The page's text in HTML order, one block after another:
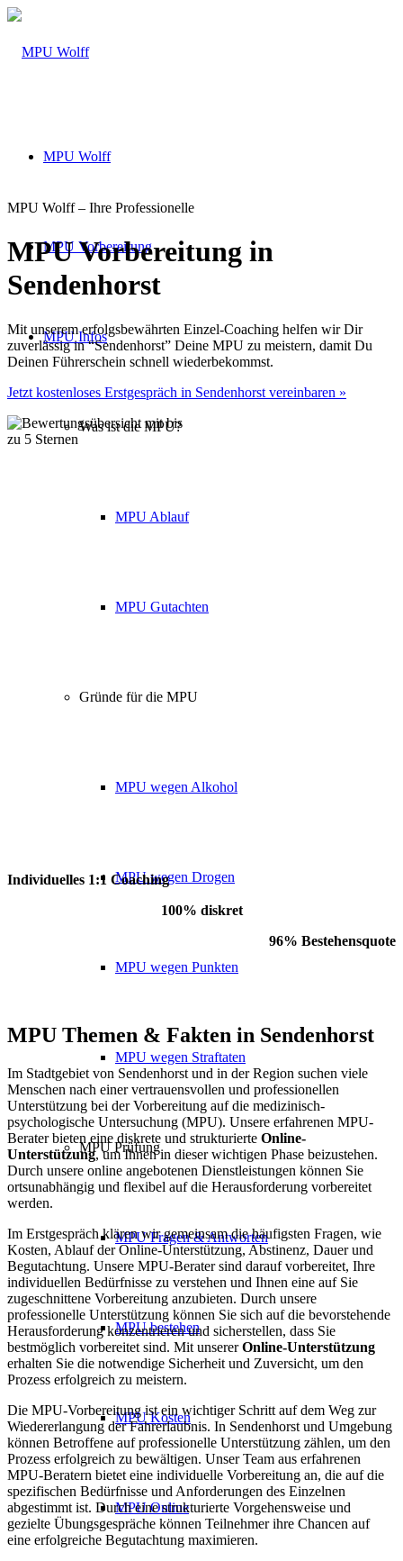
MPU Wolff
MPU Vorbereitung
MPU Infos
Was ist die MPU?
MPU Ablauf
MPU Gutachten
Gründe für die MPU
MPU wegen Alkohol
MPU wegen Drogen
MPU wegen Punkten
MPU wegen Straftaten
MPU Prüfung
MPU Fragen & Antworten
MPU bestehen
MPU Kosten
MPU Online
MPU Wolff – Ihre Professionelle
MPU Vorbereitung in
Sendenhorst
Mit unserem erfolgsbewährten Einzel-Coaching helfen wir Dir
zuverlässig in “Sendenhorst” Deine MPU zu meistern, damit Du
Deinen Führerschein schnell wiederbekommst.
Jetzt kostenloses Erstgespräch in Sendenhorst vereinbaren »
Individuelles 1:1 Coaching
100% diskret
96% Bestehensquote
MPU Themen & Fakten in Sendenhorst
Im Stadtgebiet von Sendenhorst und in der Region suchen viele
Menschen nach einer vertrauensvollen und professionellen
Unterstützung bei der Vorbereitung auf die medizinisch-
psychologische Untersuchung (MPU). Unsere erfahrenen MPU-
Berater bieten eine diskrete und strukturierte Online-
Unterstützung, um Ihnen in dieser wichtigen Phase beizustehen.
Durch unsere online angebotenen Dienstleistungen können Sie
ortsunabhängig und flexibel auf die Herausforderung vorbereitet
werden.
Im Erstgespräch klären wir gemeinsam die häufigsten Fragen, wie
Kosten, Ablauf der Online-Unterstützung, Abstinenz, Dauer und
Begutachtung. Unsere MPU-Berater sind darauf vorbereitet, Ihre
individuellen Bedürfnisse zu verstehen und Ihnen eine auf Sie
zugeschnittene Vorbereitung anzubieten. Durch unsere
professionelle Unterstützung können Sie sich auf die bevorstehende
Herausforderung konzentrieren und sicherstellen, dass Sie
bestmöglich vorbereitet sind. Mit unsererOnline-Unterstützung
erhalten Sie die notwendige Sicherheit und Zuversicht, um den
Prozess erfolgreich zu meistern.
Die MPU-Vorbereitung ist ein wichtiger Schritt auf dem Weg zur
Wiedererlangung der Fahrerlaubnis. In Sendenhorst und Umgebung
können Betroffene auf professionelle Unterstützung zählen, um den
Prozess erfolgreich zu bewältigen. Unser Team aus erfahrenen
MPU-Beratern bietet eine individuelle Vorbereitung an, die auf die
spezifischen Bedürfnisse und Anforderungen des Einzelnen
abgestimmt ist. Durch eine strukturierte Vorgehensweise und
gezielte Übungsgespräche können Teilnehmer ihre Chancen auf
eine erfolgreiche Begutachtung maximieren.